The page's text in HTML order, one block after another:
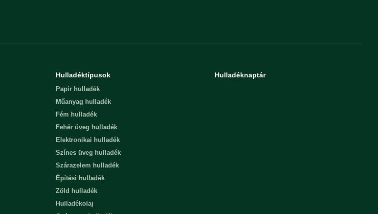
Hulladéktípusok
Papír hulladék
Műanyag hulladék
Fém hulladék
Fehér üveg hulladék
Elektronikai hulladék
Színes üveg hulladék
Szárazelem hulladék
Építési hulladék
Zöld hulladék
Hulladékolaj
Hulladéknaptár